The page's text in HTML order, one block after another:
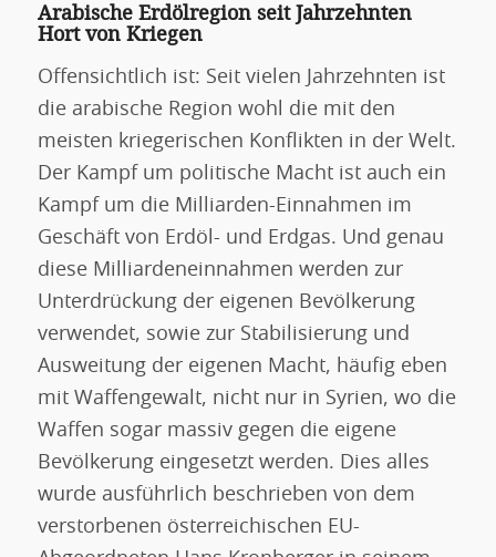
Arabische Erdölregion seit Jahrzehnten
Hort von Kriegen
Offensichtlich ist: Seit vielen Jahrzehnten ist
die arabische Region wohl die mit den
meisten kriegerischen Konflikten in der Welt.
Der Kampf um politische Macht ist auch ein
Kampf um die Milliarden-Einnahmen im
Geschäft von Erdöl- und Erdgas. Und genau
diese Milliardeneinnahmen werden zur
Unterdrückung der eigenen Bevölkerung
verwendet, sowie zur Stabilisierung und
Ausweitung der eigenen Macht, häufig eben
mit Waffengewalt, nicht nur in Syrien, wo die
Waffen sogar massiv gegen die eigene
Bevölkerung eingesetzt werden. Dies alles
wurde ausführlich beschrieben von dem
verstorbenen österreichischen EU-